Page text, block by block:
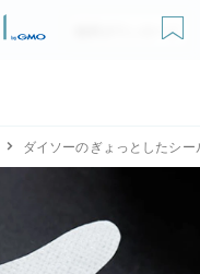
無料ダウンロード
ダイソーのぎょっとしたシー